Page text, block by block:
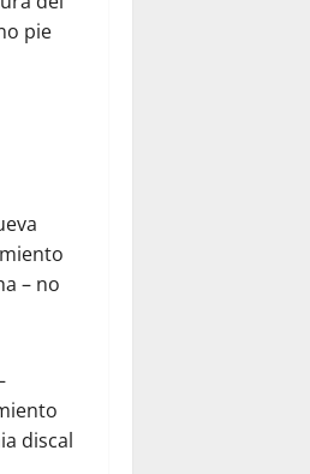
pie
– no
discal